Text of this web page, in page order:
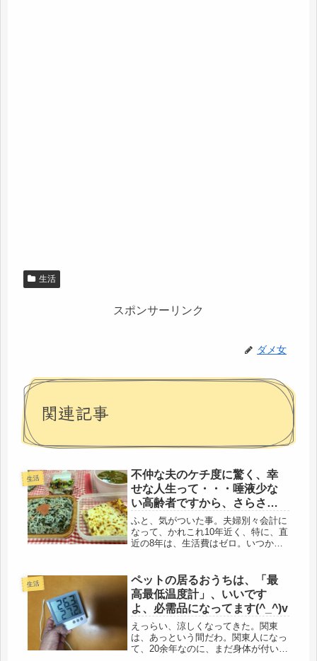
生活
スポンサーリンク
ダメ女
関連記事
生活
不仲な夫のケチ度に驚く、幸
せな人生って・・・唾液少な
い高齢者ですから、さらさら
カレーで。
ふと、気がついた事。夫婦別々会計に
なって、かれこれ10年近く、特に、直
近の8年は、生活費はゼロ。いつか、
の中は分からないですが。しか
し・・・これが、身に着いたという
か、当た...
生活
ペットの居るおうちは、「最
高最低温度計」、いいです
よ、必需品になってます(^_^)v
えっらい、涼しくなってきた。関東
は、あっという間だわ。関東人になっ
て、20余年なのに、まだ身体が付いて